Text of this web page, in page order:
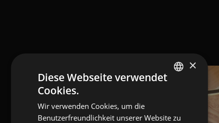
×
Diese Webseite verwendet
Cookies.
Wir verwenden Cookies, um die
Benutzerfreundlichkeit unserer Website zu